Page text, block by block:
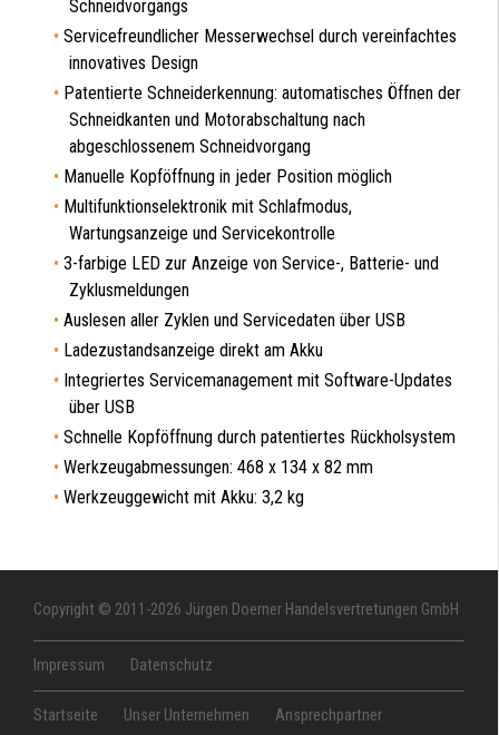
Schneidvorgangs
Servicefreundlicher Messerwechsel durch vereinfachtes
innovatives Design
Patentierte Schneiderkennung: automatisches Öffnen der
Schneidkanten und Motorabschaltung nach
abgeschlossenem Schneidvorgang
Manuelle Kopföffnung in jeder Position möglich
Multifunktionselektronik mit Schlafmodus,
Wartungsanzeige und Servicekontrolle
3-farbige LED zur Anzeige von Service-, Batterie- und
Zyklusmeldungen
Auslesen aller Zyklen und Servicedaten über USB
Ladezustandsanzeige direkt am Akku
Integriertes Servicemanagement mit Software-Updates
über USB
Schnelle Kopföffnung durch patentiertes Rückholsystem
Werkzeugabmessungen: 468 x 134 x 82 mm
Werkzeuggewicht mit Akku: 3,2 kg
Copyright © 2011-2026 Jürgen Doerner Handelsvertretungen GmbH
Impressum Datenschutz
Startseite Unser Unternehmen Ansprechpartner